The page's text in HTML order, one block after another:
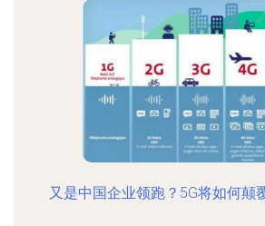
又是中国企业领跑？5G将如何颠